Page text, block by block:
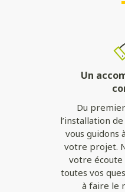
Un
Du
l’installation
vous guidons
votre projet.
votre
toutes vos
à faire le